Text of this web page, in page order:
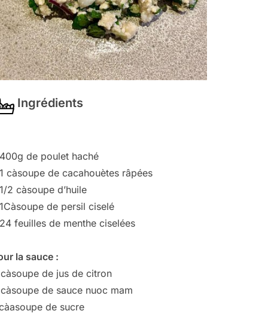
Ingrédients
de poulet haché
càsoupe de cacahouètes râpées
2 càsoupe d’huile
de persil ciselé
feuilles de menthe ciselées
la sauce :
de jus de citron
de sauce nuoc mam
de sucre